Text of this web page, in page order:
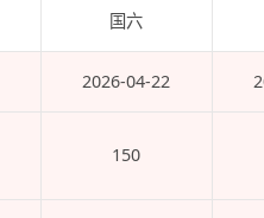
国六
2026-04-22
150